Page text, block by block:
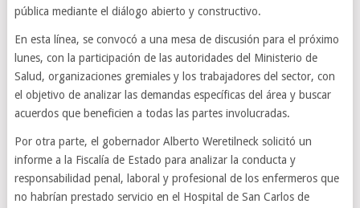
pública mediante el diálogo abierto y constructivo.
En esta línea, se convocó a una mesa de discusión para el próximo
lunes, con la participación de las autoridades del Ministerio de
Salud, organizaciones gremiales y los trabajadores del sector, con
el objetivo de analizar las demandas específicas del área y buscar
acuerdos que beneficien a todas las partes involucradas.
Por otra parte, el gobernador Alberto Weretilneck solicitó un
informe a la Fiscalía de Estado para analizar la conducta y
responsabilidad penal, laboral y profesional de los enfermeros que
no habrían prestado servicio en el Hospital de San Carlos de